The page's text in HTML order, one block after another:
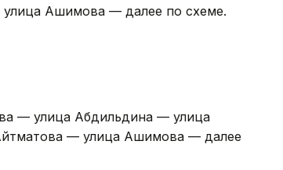
Ашимова — далее по схеме.
— улица Абдильдина — улица
— улица Ашимова — далее